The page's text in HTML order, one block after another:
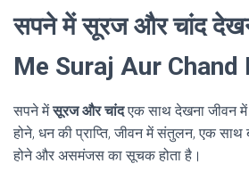
सपने में सूरज और चांद
Me Suraj Aur Chand
सपने मेंसूरज और चांदएक साथ देखना जीवन
होने, धन की प्राप्ति, जीवन में संतुलन, एक साथ
होने और असमंजस का सूचक होता है।